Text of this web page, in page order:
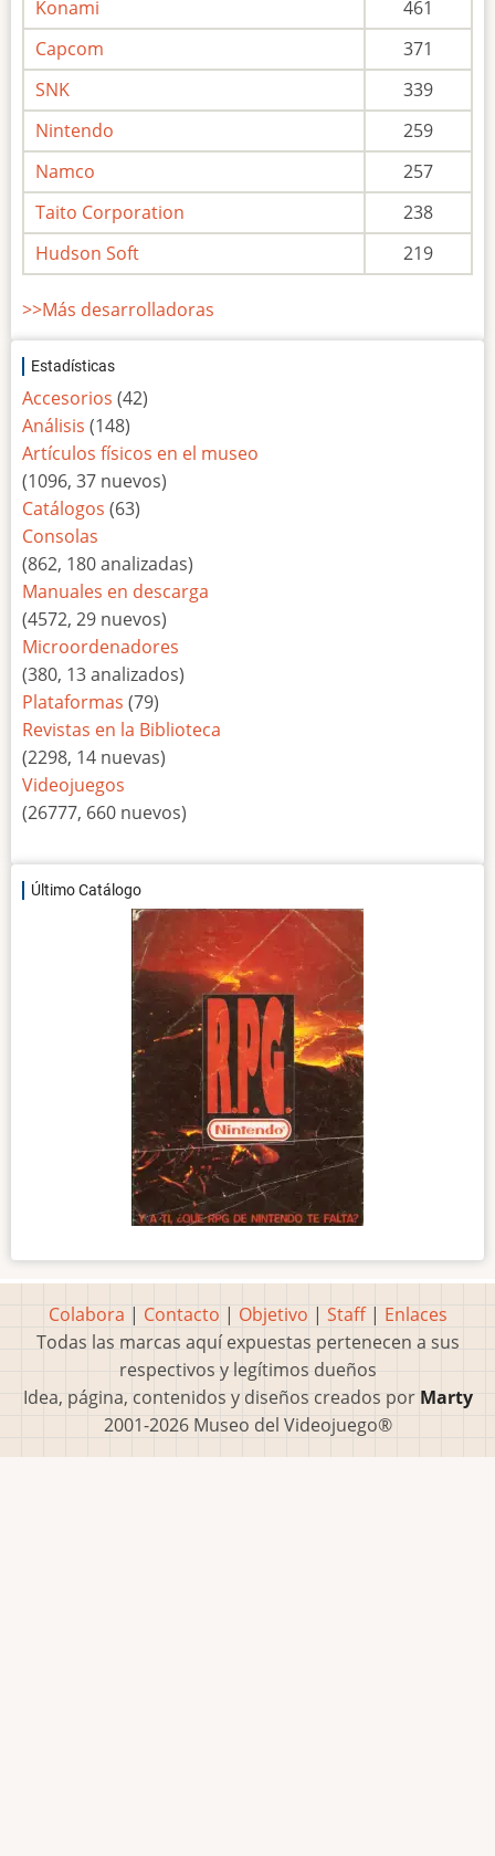
Konami
461
Capcom
371
SNK
339
Nintendo
259
Namco
257
Taito Corporation
238
Hudson Soft
219
>>Más desarrolladoras
Estadísticas
Accesorios (42)
Análisis (148)
Artículos físicos en el museo
(1096, 37 nuevos)
Catálogos (63)
Consolas
(862, 180 analizadas)
Manuales en descarga
(4572, 29 nuevos)
Microordenadores
(380, 13 analizados)
Plataformas (79)
Revistas en la Biblioteca
(2298, 14 nuevas)
Videojuegos
(26777, 660 nuevos)
Último Catálogo
Colabora | Contacto | Objetivo | Staff| Enlaces
Todas las marcas aquí expuestas pertenecen a sus
respectivos y legítimos dueños
Idea, página, contenidos y diseños creados por Marty
2001-2026 Museo del Videojuego®